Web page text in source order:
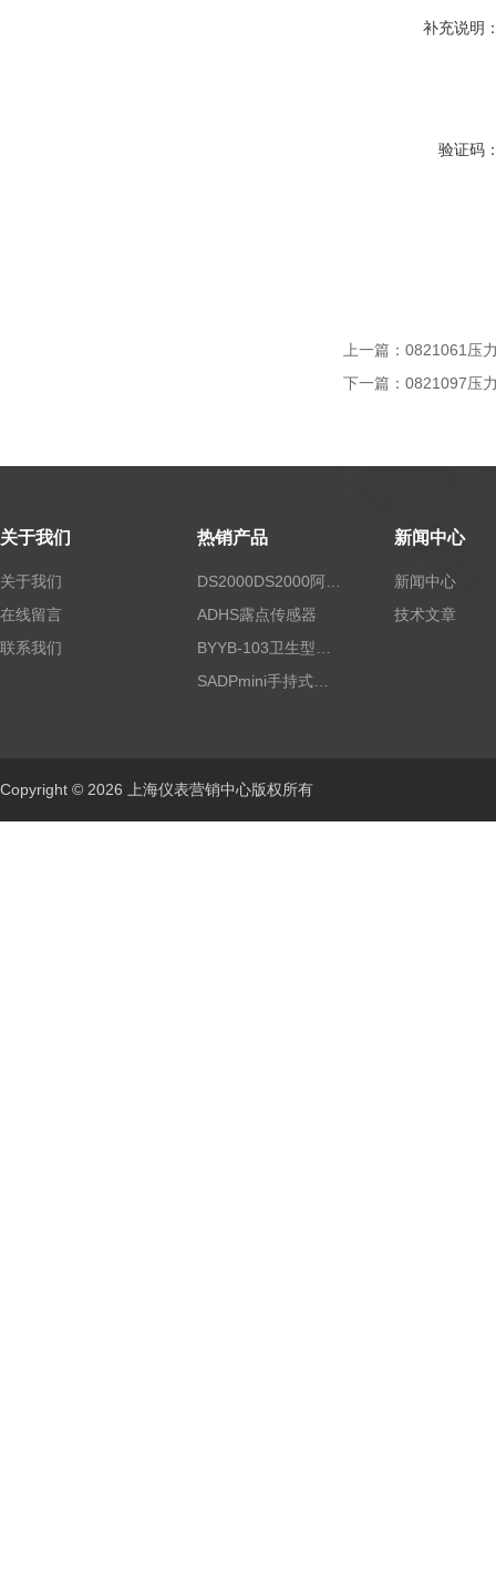
补充说明
验证码
上一篇： 0821061压
下一篇： 0821097压
关于我们
关于我们
在线留言
联系我们
热销产品
ADHS露点传感器
新闻中心
新闻中心
技术文章
Copyright © 2026 上海仪表营销中心版权所有